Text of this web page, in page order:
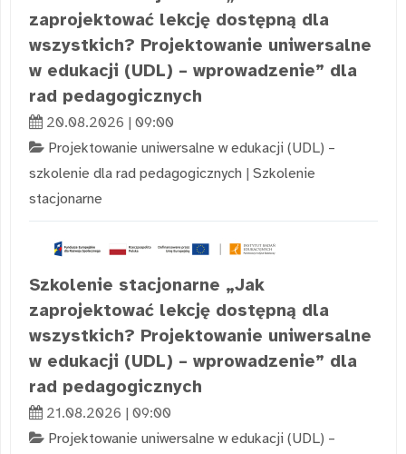
zaprojektować lekcję dostępną dla
wszystkich? Projektowanie uniwersalne
w edukacji (UDL) – wprowadzenie” dla
rad pedagogicznych
20.08.2026 | 09:00
Projektowanie uniwersalne w edukacji (UDL) –
szkolenie dla rad pedagogicznych | Szkolenie
stacjonarne
Szkolenie stacjonarne „Jak
zaprojektować lekcję dostępną dla
wszystkich? Projektowanie uniwersalne
w edukacji (UDL) – wprowadzenie” dla
rad pedagogicznych
21.08.2026 | 09:00
Projektowanie uniwersalne w edukacji (UDL) –